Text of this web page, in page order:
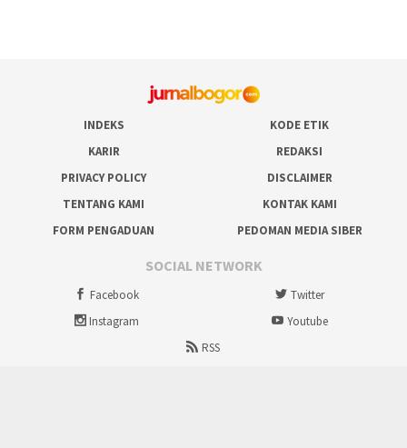
INDEKS
KODE ETIK
KARIR
REDAKSI
PRIVACY POLICY
DISCLAIMER
TENTANG KAMI
KONTAK KAMI
FORM PENGADUAN
PEDOMAN MEDIA SIBER
SOCIAL NETWORK
Facebook
Twitter
Instagram
Youtube
RSS